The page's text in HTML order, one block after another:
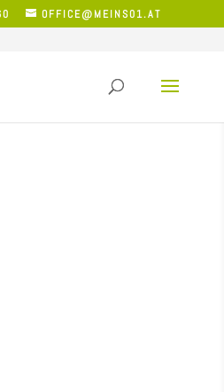
OFFICE@MEINS01.AT